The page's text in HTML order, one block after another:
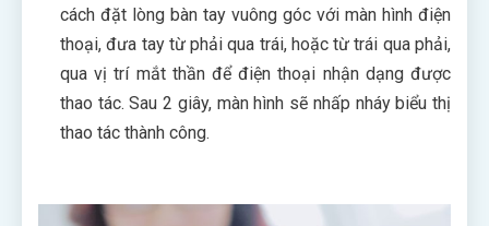
cách đặt lòng bàn tay vuông góc với màn hình điện
thoại, đưa tay từ phải qua trái, hoặc từ trái qua phải,
qua vị trí mắt thần để điện thoại nhận dạng được
thao tác. Sau 2 giây, màn hình sẽ nhấp nháy biểu thị
thao tác thành công.